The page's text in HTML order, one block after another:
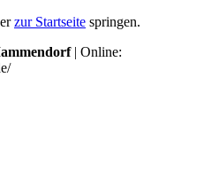
zur Startseite springen.
| Online: